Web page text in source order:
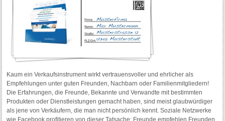
Kaum ein Verkaufsinstrument wirkt vertrauensvoller und ehrlicher als
Empfehlungen unter guten Freunden, Nachbarn oder Familienmitgliedern!
Die Erfahrungen, die Freunde, Bekannte und Verwandte mit bestimmten
Produkten oder Dienstleistungen gemacht haben, sind meist glaubwürdiger
als jene von Verkäufern, die man nicht persönlich kennt. Soziale Netzwerke